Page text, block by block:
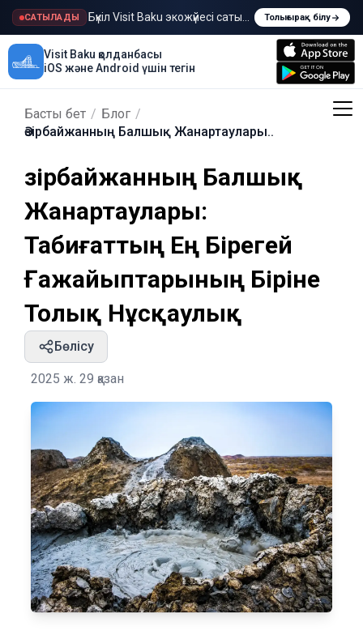
САТЫЛАДЫ Бүкіл Visit Baku экожүйесі сатыладыТолығырақ білу
Visit Baku қолданбасы
iOS және Android үшін тегін
Басты бет / Блог /
Әзірбайжанның Балшық Жанартаулары..
Әзірбайжанның Балшық
Жанартаулары:
Табиғаттың Ең Бірегей
Ғажайыптарының Біріне
Толық Нұсқаулық
Бөлісу
2025 ж. 29 қазан